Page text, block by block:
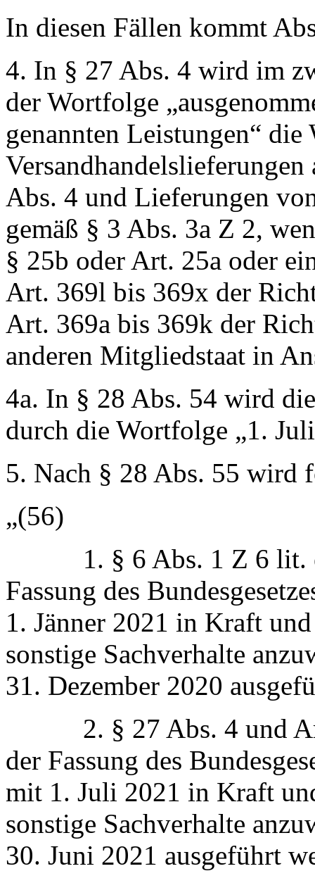
In diesen Fällen kommt
4. In § 27 Abs. 4 wird im
der Wortfolge
genannten Leistungen“ die
Abs. 4 und Lieferungen
gemäß § 3 Abs. 3a Z 2,
§ 25b oder Art. 25a oder
Art. 369l bis 369x der
Art. 369a bis 369k der
anderen Mitgliedstaat in
4a. In § 28 Abs. 54 wird
durch die Wortfolge „1.
5. Nach § 28 Abs. 55 wird
„(56)
1. § 6 Abs. 1 Z 6 lit. e
Fassung des
1. Jänner 2021 in Kraft
sonstige Sachverhalte
31. Dezember 2020
2. § 27 Abs. 4 und Art.
der Fassung des
mit 1. Juli 2021 in Kraft
sonstige Sachverhalte
30. Juni 2021 ausgeführt